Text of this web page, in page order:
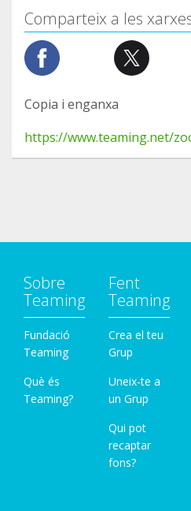
Comparteix a les
Copia i enganxa
https://www.teaming.net/
Sobre
Teaming
Fundació
Teaming
Què és
Teaming?
Fent
Teaming
Crea el teu
Grup
Uneix-te a
un Grup
Qui pot
recaptar
fons?